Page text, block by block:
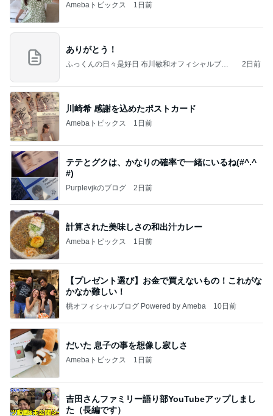
Amebaトピックス 1日前
ありがとう！
ふっくんの日々是好日 布川敏和オフィシャルブロ
2日前
川崎希 感謝を込めたポストカード
Amebaトピックス 1日前
テテとグクは、かなりの確率で一緒にいるね(#^.^
#)
Purplevjkのブログ 2日前
計算された美味しさの和出汁カレー
Amebaトピックス 1日前
【プレゼント選び】お金で買えないもの！これがな
かなか難しい！
桃オフィシャルブログ Powered by Ameba 10日前
だいた 息子の事を想像し寂しさ
Amebaトピックス 1日前
吉田さんファミリー語り部YouTubeアップしまし
た（長編です）